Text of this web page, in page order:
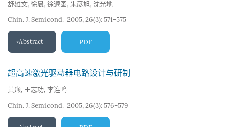
舒雄文, 徐晨, 徐遵图 , 朱彦旭, 沈光地
Chin. J. Semicond. 2005, 26(3): 571-575
Abstract PDF
超高速激光驱动器电路设计与研制
黄颋, 王志功, 李连鸣
Chin. J. Semicond. 2005, 26(3): 576-579